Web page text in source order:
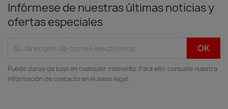
Infórmese de nuestras últimas noticias y
ofertas especiales
Puede darse de baja en cualquier momento. Para ello, consulte nuestra
información de contacto en el aviso legal.